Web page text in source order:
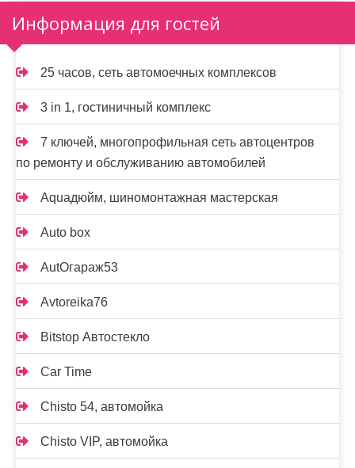
Информация для гостей
25 часов, сеть автомоечных комплексов
3 in 1, гостиничный комплекс
7 ключей, многопрофильная сеть автоцентров
по ремонту и обслуживанию автомобилей
Aquaдюйм, шиномонтажная мастерская
Auto box
AutOгараж53
Avtoreika76
Bitstop Автостекло
Car Time
Chisto 54, автомойка
Chisto VIP, автомойка